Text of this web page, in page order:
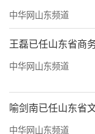
“大国重
力
展览现场
成为最大亮点
海洋硬实力。
“蛟龙号”
中华网山东频道
王磊已任山东省商
中华网山东频道
喻剑南已任山东省
中华网山东频道